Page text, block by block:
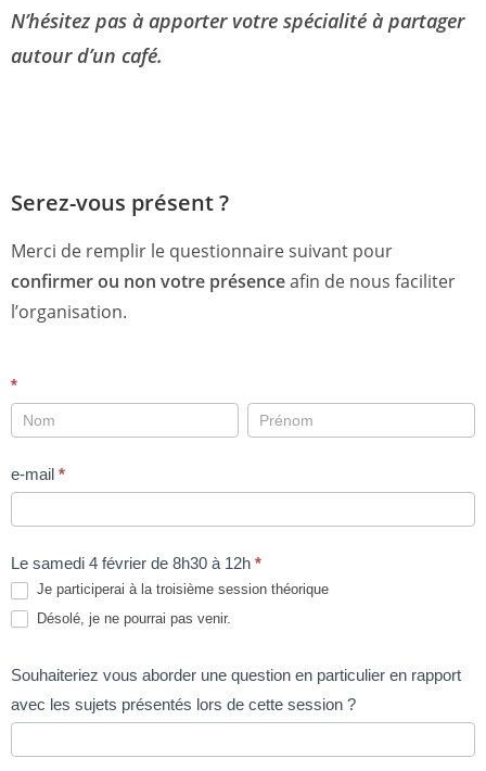
N’hésitez pas à apporter votre spécialité à partager
autour d’un café.
Serez-vous présent ?
Merci de remplir le questionnaire suivant pour
confirmer ou non votre présenceafin de nous faciliter
l’organisation.
Participation
troisième
2023
*
e-mail *
Le samedi 4 février de 8h30 à 12h *
Je participerai à la troisième session théorique
Désolé, je ne pourrai pas venir.
Souhaiteriez vous aborder une question en particulier en rapport
avec les sujets présentés lors de cette session ?